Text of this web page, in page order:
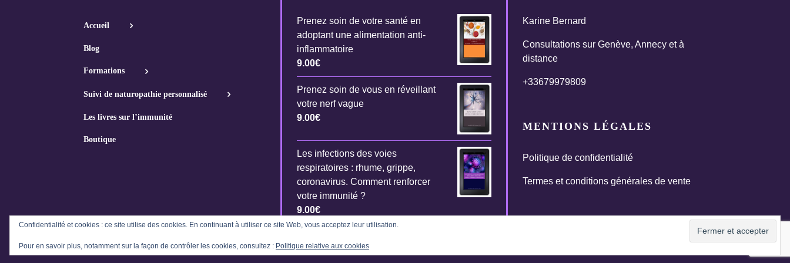
Accueil
Blog
Formations
Suivi de naturopathie personnalisé
Les livres sur l’immunité
Boutique
Prenez soin de votre santé en
adoptant une alimentation anti-
inflammatoire
9.00€
Prenez soin de vous en réveillant
votre nerf vague
9.00€
Les infections des voies
respiratoires : rhume, grippe,
coronavirus. Comment renforcer
votre immunité ?
9.00€
Karine Bernard
Consultations sur Genève, Annecy et à
distance
+33679979809
MENTIONS LÉGALES
Politique de confidentialité
Termes et conditions générales de vente
Confidentialité et cookies : ce site utilise des cookies. En continuant à utiliser ce site Web, vous acceptez leur utilisation.
Pour en savoir plus, notamment sur la façon de contrôler les cookies, consultez : Politique relative aux cookies